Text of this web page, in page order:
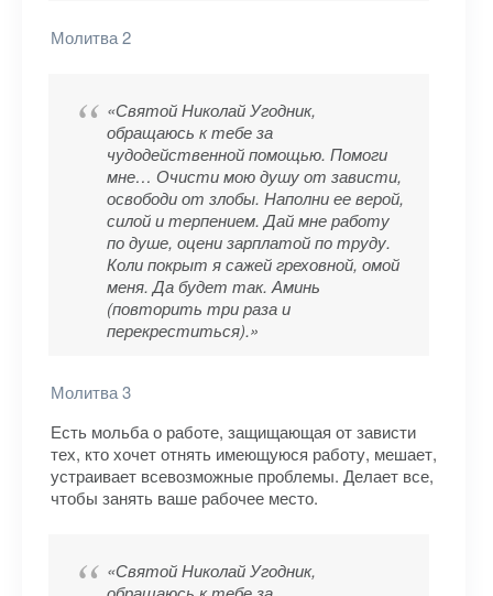
Молитва 2
«Святой Николай Угодник,
обращаюсь к тебе за
чудодейственной помощью. Помоги
мне… Очисти мою душу от зависти,
освободи от злобы. Наполни ее верой,
силой и терпением. Дай мне работу
по душе, оцени зарплатой по труду.
Коли покрыт я сажей греховной, омой
меня. Да будет так. Аминь
(повторить три раза и
перекреститься).»
Молитва 3
Есть мольба о работе, защищающая от зависти
тех, кто хочет отнять имеющуюся работу, мешает,
устраивает всевозможные проблемы. Делает все,
чтобы занять ваше рабочее место.
«Святой Николай Угодник,